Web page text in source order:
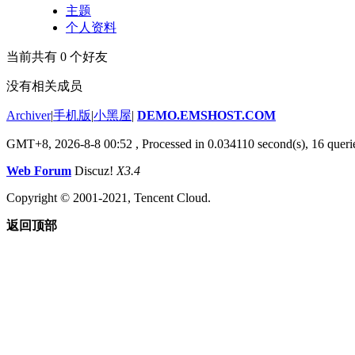
主题
个人资料
当前共有 0 个好友
没有相关成员
Archiver|手机版|小黑屋| DEMO.EMSHOST.COM
GMT+8, 2026-8-8 00:52 , Processed in 0.034110 second(s), 16
Web Forum Discuz! X3.4
Copyright © 2001-2021, Tencent Cloud.
返回顶部